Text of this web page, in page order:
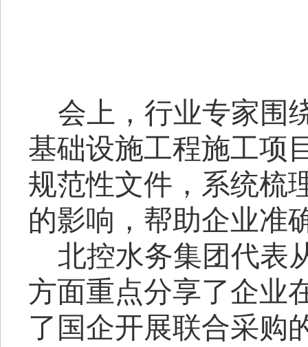
会上 ，行业专家
基础设施工程施工项
规范性文件，系统梳
的影响，帮助企业准
北控水务集团代表
方面重点分享了企业
了国企开展联合采购